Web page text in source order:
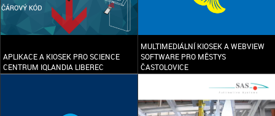
APLIKACE A KIOSEK PRO SCIENCE
CENTRUM IQLANDIA LIBEREC
MULTIMEDIÁLNÍ KIOSEK A WEBVIEW
SOFTWARE PRO MĚSTYS
ČASTOLOVICE